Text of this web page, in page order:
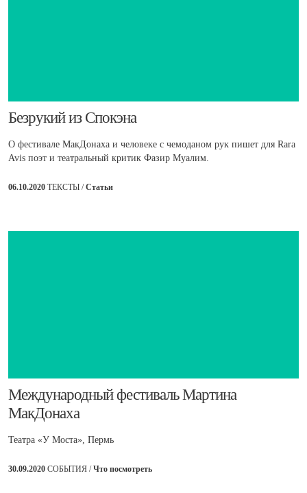
Безрукий из Спокэна
О фестивале МакДонаха и человеке с чемоданом рук пишет для Rara
Avis поэт и театральный критик Фазир Муалим.
06.10.2020 ТЕКСТЫ /Статьи
​Международный фестиваль Мартина
МакДонаха
Театра «У Моста», Пермь
30.09.2020 СОБЫТИЯ /Что посмотреть